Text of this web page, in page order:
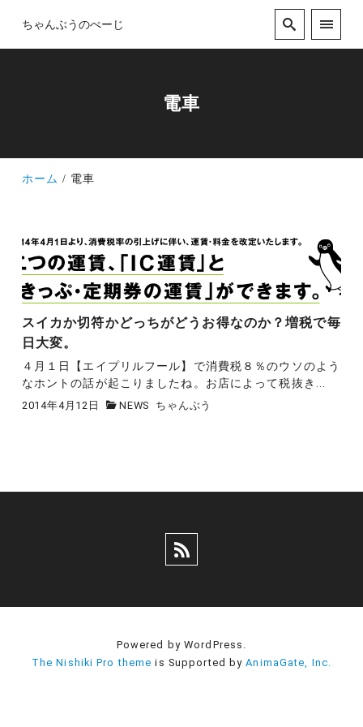
ちゃんぶうのぺーじ
電車
ホーム 電車
スイカか切符かどっちがどうお得なのか？増税で毎
日大変。
４月１日【エイプリルフール】で消費税８％のウソのよう
なホントの話が起こりましたね。お店によって税抜き...
2014年4月12日 NEWS ちゃんぶう
Powered by WordPress.
The Nishiki Pro theme is Supported byAnimaGate, Inc.